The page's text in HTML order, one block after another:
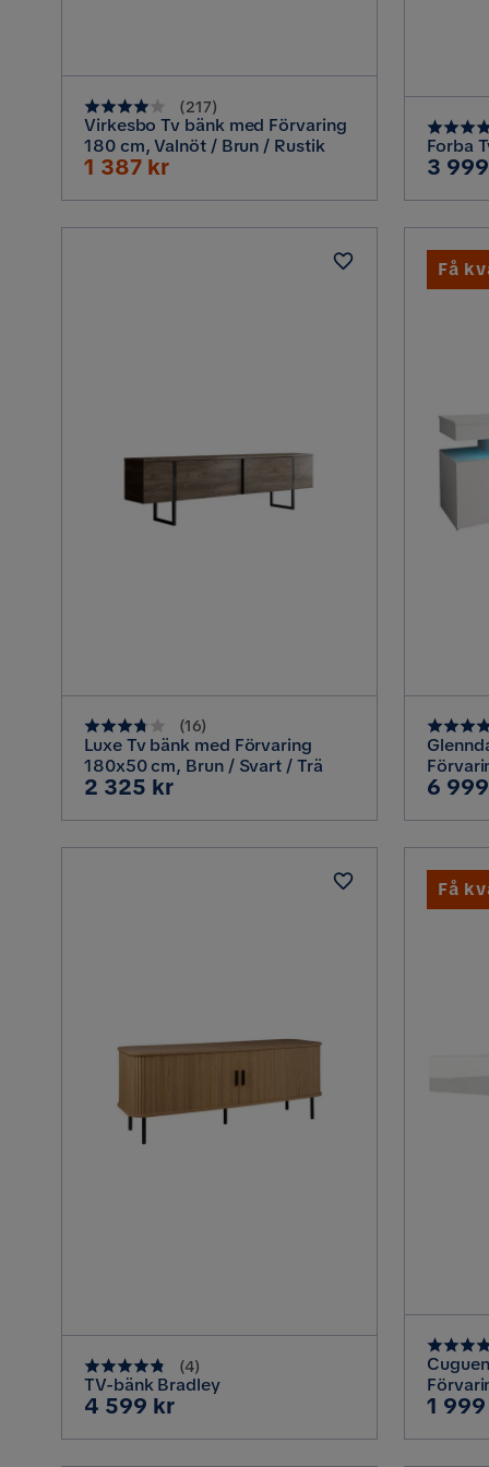
(217)
Virkesbo Tv bänk med Förvaring
180 cm, Valnöt / Brun / Rustik
Rabatterat
1 387 kr
Forba
Pris
3
(16)
Luxe Tv bänk med Förvaring
180x50 cm, Brun / Svart / Trä
Pris
2 325 kr Pris
6
Få
(4)
TV-bänk Bradley
Pris
4 599 kr Pris
1
Få